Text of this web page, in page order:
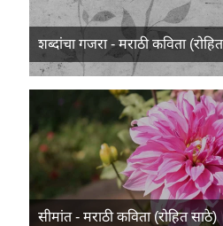
शब्दांचा गजरा - मराठी कविता
सीमांत - मराठी कविता (रोहित साठे)